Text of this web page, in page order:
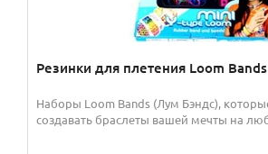
Резинки для плетения Loom
Наборы Loom Bands (Лум Бэндс),
создавать браслеты вашей мечты на